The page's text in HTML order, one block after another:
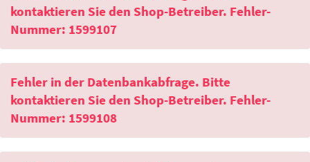
kontaktieren Sie den Shop-Betreiber. Fehler-
Nummer: 1599107
Fehler in der Datenbankabfrage. Bitte
kontaktieren Sie den Shop-Betreiber. Fehler-
Nummer: 1599108